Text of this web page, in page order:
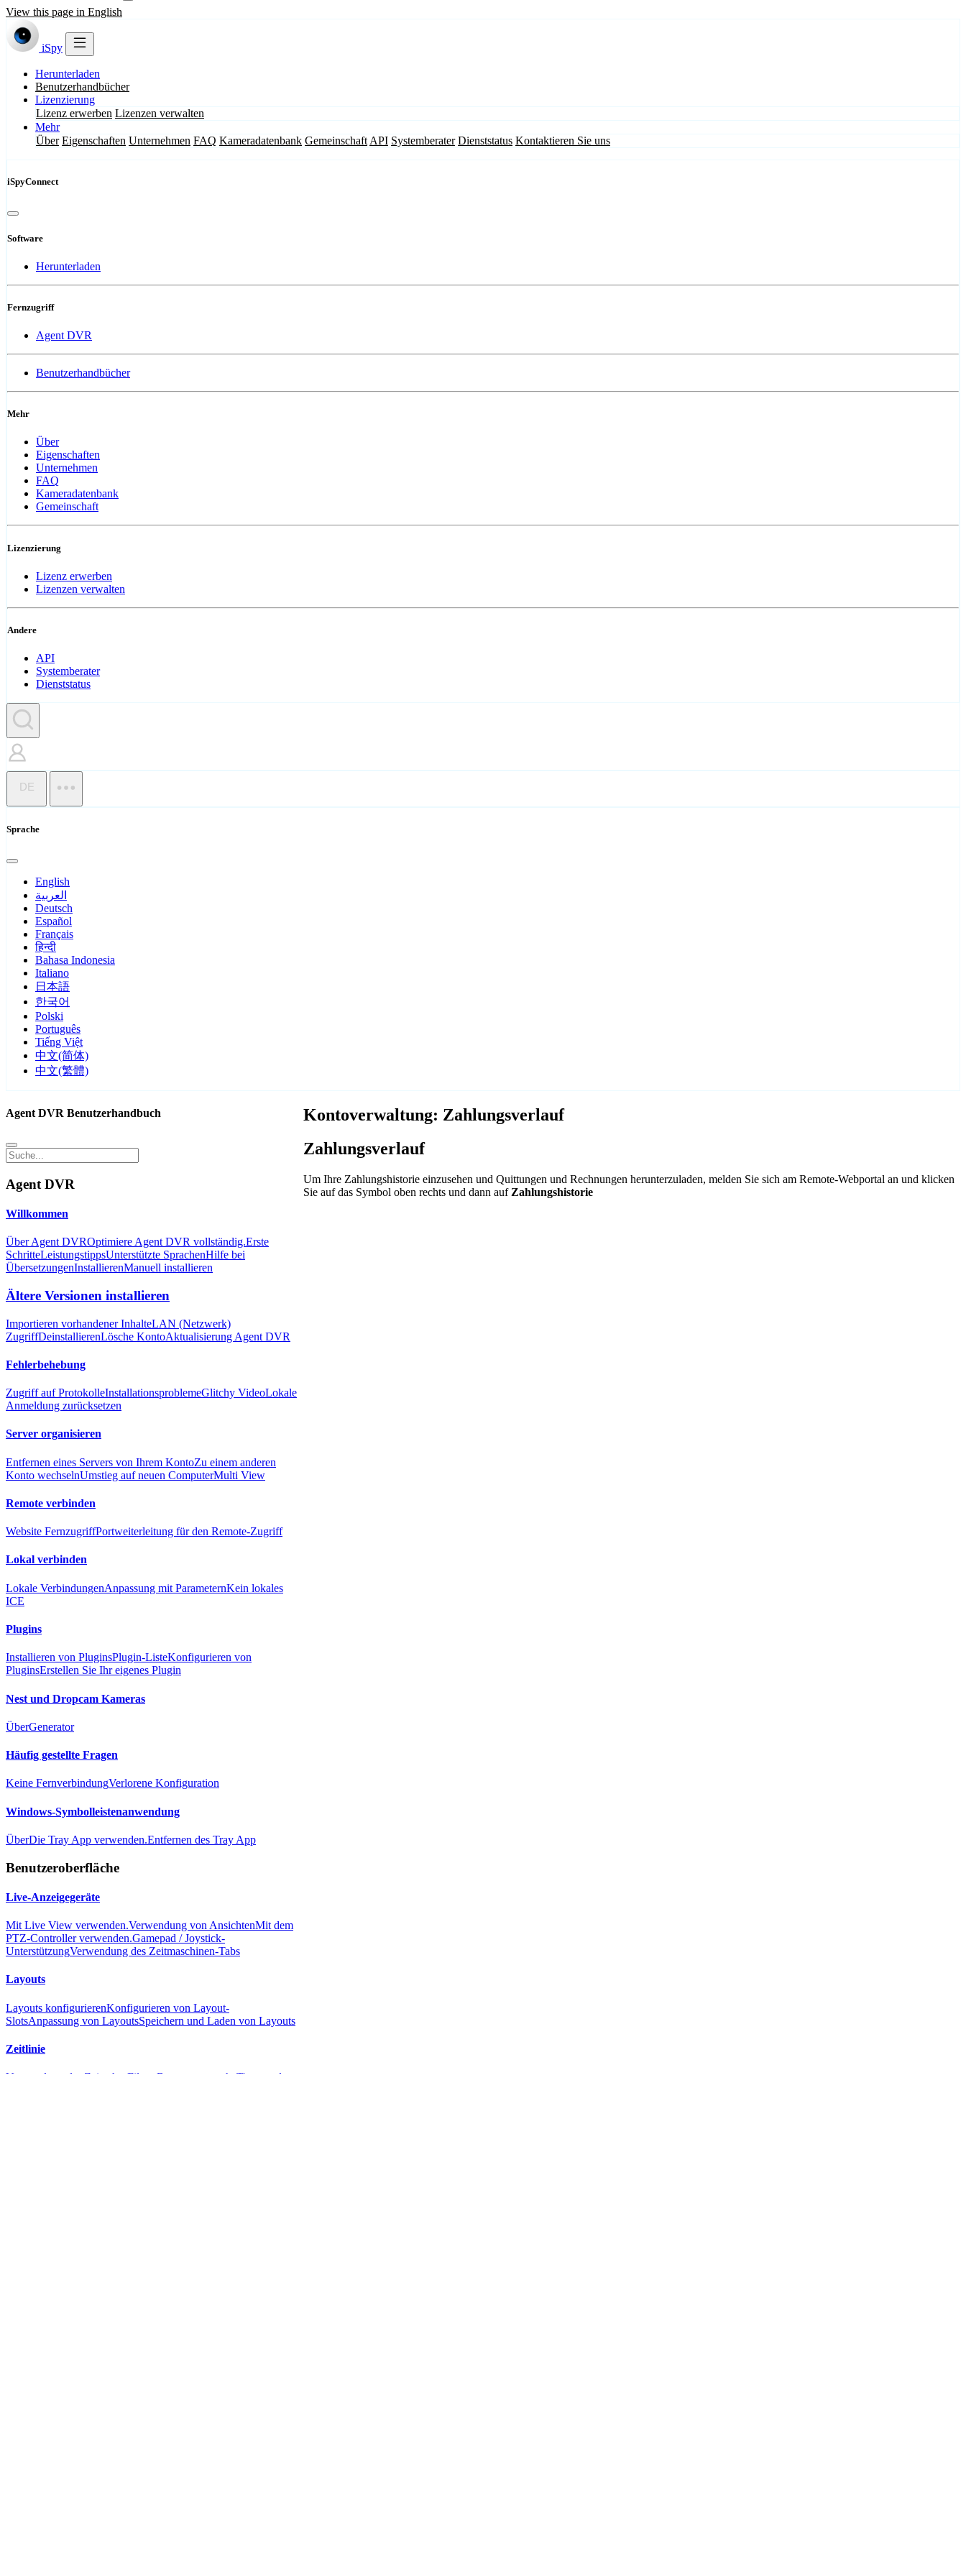
View this page in English
iSpy
Herunterladen
Benutzerhandbücher
Lizenzierung
Lizenz erwerben Lizenzen verwalten
Mehr
Über Eigenschaften Unternehmen FAQ Kameradatenbank Gemeinschaft API Systemberater Dienststatus Kontaktieren Sie uns
iSpyConnect
Software
Herunterladen
Fernzugriff
Agent DVR
Benutzerhandbücher
Mehr
Über
Eigenschaften
Unternehmen
FAQ
Kameradatenbank
Gemeinschaft
Lizenzierung
Lizenz erwerben
Lizenzen verwalten
Andere
API
Systemberater
Dienststatus
DE
Sprache
English
العربية
Deutsch
Español
Français
हिन्दी
Bahasa Indonesia
Italiano
日本語
한국어
Polski
Português
Tiếng Việt
中文(简体)
中文(繁體)
Kontoverwaltung: Zahlungsverlauf
Zahlungsverlauf
Um Ihre Zahlungshistorie einzusehen und Quittungen und Rechnungen herunterzuladen, melden Sie sich am Remote-Webportal an und klicken
Sie auf das Symbol oben rechts und dann auf Zahlungshistorie
Agent DVR Benutzerhandbuch
Agent DVR
Willkommen
Über Agent DVROptimiere Agent DVR vollständig.Erste
SchritteLeistungstippsUnterstützte SprachenHilfe bei
ÜbersetzungenInstallierenManuell installieren
Ältere Versionen installieren
Importieren vorhandener InhalteLAN (Netzwerk)
ZugriffDeinstallierenLösche KontoAktualisierung Agent DVR
Fehlerbehebung
Zugriff auf ProtokolleInstallationsproblemeGlitchy VideoLokale
Anmeldung zurücksetzen
Server organisieren
Entfernen eines Servers von Ihrem KontoZu einem anderen
Konto wechselnUmstieg auf neuen ComputerMulti View
Remote verbinden
Website FernzugriffPortweiterleitung für den Remote-Zugriff
Lokal verbinden
Lokale VerbindungenAnpassung mit ParameternKein lokales
ICE
Plugins
Installieren von PluginsPlugin-ListeKonfigurieren von
PluginsErstellen Sie Ihr eigenes Plugin
Nest und Dropcam Kameras
ÜberGenerator
Häufig gestellte Fragen
Keine FernverbindungVerlorene Konfiguration
Windows-Symbolleistenanwendung
ÜberDie Tray App verwenden.Entfernen des Tray App
Benutzeroberfläche
Live-Anzeigegeräte
Mit Live View verwenden.Verwendung von AnsichtenMit dem
PTZ-Controller verwenden.Gamepad / Joystick-
UnterstützungVerwendung des Zeitmaschinen-Tabs
Layouts
Layouts konfigurierenKonfigurieren von Layout-
SlotsAnpassung von LayoutsSpeichern und Laden von Layouts
Zeitlinie
Verwendung der Zeitachse Filtern Bewegungssuche Tipps und